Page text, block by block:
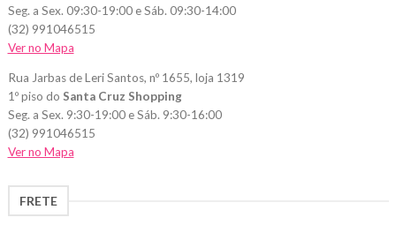
Seg. a Sex. 09:30-19:00 e Sáb. 09:30-14:00
(32) 991046515
Ver no Mapa
Rua Jarbas de Leri Santos, nº 1655, loja 1319
1º piso do Santa Cruz Shopping
Seg. a Sex. 9:30-19:00 e Sáb. 9:30-16:00
(32) 991046515
Ver no Mapa
FRETE